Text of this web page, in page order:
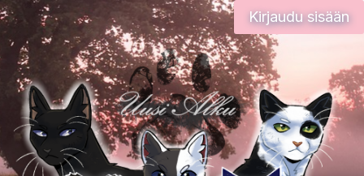
Siirry
sisältöön
Kirjaudu sisään